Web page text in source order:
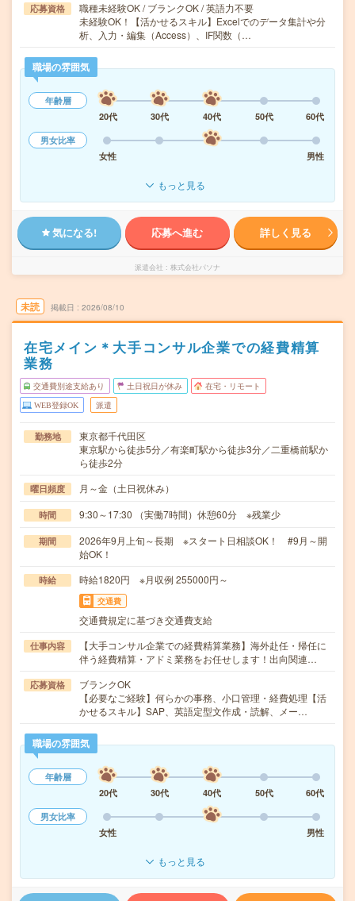
応募資格
職種未経験OK / ブランクOK / 英語力不要
未経験OK！【活かせるスキル】Excelでのデータ集計や分
析、入力・編集（Access）、IF関数（…
職場の雰囲気
年齢層
20代
30代 40代 50代
60代
男女比率
女性
男性
もっと見る
気になる! 応募へ進む 詳しく見る
派遣会社 株式会社パソナ
未読 掲載日 2026/08/10
在宅メイン＊大手コンサル企業での経費精算
業務
交通費別途支給あり 土日祝日が休み 在宅・リモート
WEB登録OK 派遣
勤務地
東京都千代田区
東京駅から徒歩5分／有楽町駅から徒歩3分／二重橋前駅か
ら徒歩2分
曜日頻度 月～金（土日祝休み）
時間 9:30～17:30 （実働7時間）休憩60分 ※残業少
期間
2026年9月上旬～長期 ※スタート日相談OK！ #9月～開
始OK！
時給 時給1820円 ※月収例 255000円～
交通費
交通費規定に基づき交通費支給
仕事内容
【大手コンサル企業での経費精算業務】海外赴任・帰任に
伴う経費精算・アドミ業務をお任せします！出向関連…
応募資格
ブランクOK
【必要なご経験】何らかの事務、小口管理・経費処理【活
かせるスキル】SAP、英語定型文作成・読解、メー…
職場の雰囲気
年齢層
20代
30代 40代 50代
60代
男女比率
女性
男性
もっと見る